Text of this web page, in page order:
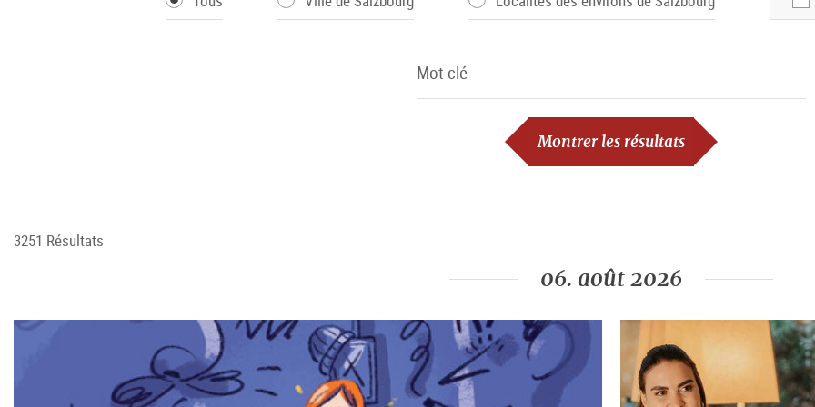
Mot clé
Montrer les résultats
3251 Résultats
06. août 2026